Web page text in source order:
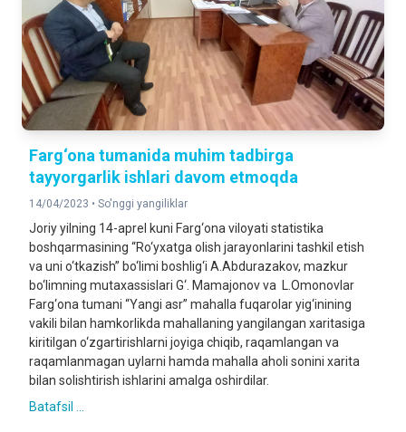
Farg‘ona tumanida muhim tadbirga
tayyorgarlik ishlari davom etmoqda
14/04/2023 • So'nggi yangiliklar
Joriy yilning 14-aprel kuni Farg‘ona viloyati statistika
boshqarmasining “Ro‘yxatga olish jarayonlarini tashkil etish
va uni o‘tkazish” bo‘limi boshlig‘i A.Abdurazakov, mazkur
bo‘limning mutaxassislari G‘. Mamajonov va L.Omonovlar
Farg‘ona tumani “Yangi asr” mahalla fuqarolar yig‘inining
vakili bilan hamkorlikda mahallaning yangilangan xaritasiga
kiritilgan o‘zgartirishlarni joyiga chiqib, raqamlangan va
raqamlanmagan uylarni hamda mahalla aholi sonini xarita
bilan solishtirish ishlarini amalga oshirdilar.
Batafsil ...